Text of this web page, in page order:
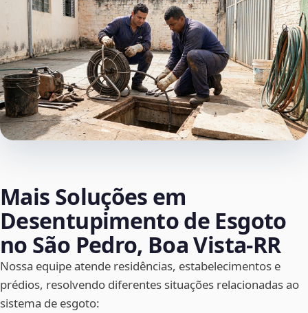
Mais Soluções em
Desentupimento de Esgoto
no São Pedro, Boa Vista‑RR
Nossa equipe atende residências, estabelecimentos e
prédios, resolvendo diferentes situações relacionadas ao
sistema de esgoto: